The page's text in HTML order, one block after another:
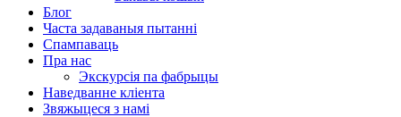
Блог
Часта задаваныя пытанні
Спампаваць
Пра нас
Экскурсія па фабрыцы
Наведванне кліента
Звяжыцеся з намі